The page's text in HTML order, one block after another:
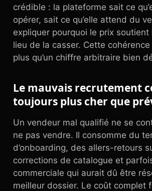
crédible : la plateforme sait ce
opérer, sait ce qu’elle attend du
expliquer pourquoi le prix soutient
lieu de la casser. Cette
plus qu’un chiffre arbitraire bien
Le mauvais recrutement
toujours plus cher que
Un vendeur mal qualifié ne se
ne pas vendre. Il consomme du
d’onboarding, des allers-retours
corrections de catalogue et
commerciale qui aurait dû être
meilleur dossier. Le coût complet